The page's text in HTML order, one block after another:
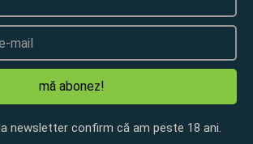
mă abonez!
newsletter confirm că am peste 18 ani.